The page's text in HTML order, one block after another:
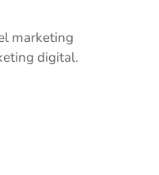
marketing
digital.